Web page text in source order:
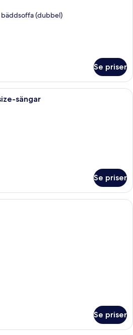
bäddsoffa (dubbel)
Se priser
Ett hotellrum med två sängar, ett
sängar
Se priser
Ett hotellrum med två sängar, ett
Se priser